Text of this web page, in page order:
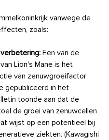
vanwege de
zoals:
Een van de
Lion's Mane is het
van zenuwgroeifactor
gepubliceerd in het
toonde aan dat de
de groei van zenuwcellen
wijst op een potentieel bij
ziekten. (Kawagishi